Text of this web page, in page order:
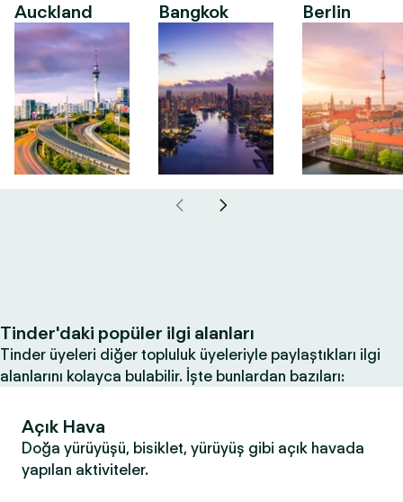
Auckland Bangkok Berlin
Tinder'daki popüler ilgi alanları
Tinder üyeleri diğer topluluk üyeleriyle paylaştıkları ilgi
alanlarını kolayca bulabilir. İşte bunlardan bazıları:
Açık Hava
Doğa yürüyüşü, bisiklet, yürüyüş gibi açık havada
yapılan aktiviteler.